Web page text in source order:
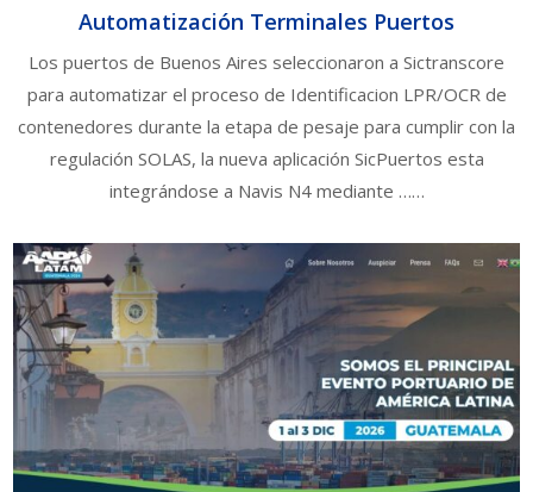
Automatización Terminales Puertos
Los puertos de Buenos Aires seleccionaron a Sictranscore
para automatizar el proceso de Identificacion LPR/OCR de
contenedores durante la etapa de pesaje para cumplir con la
regulación SOLAS, la nueva aplicación SicPuertos esta
integrándose a Navis N4 mediante ……